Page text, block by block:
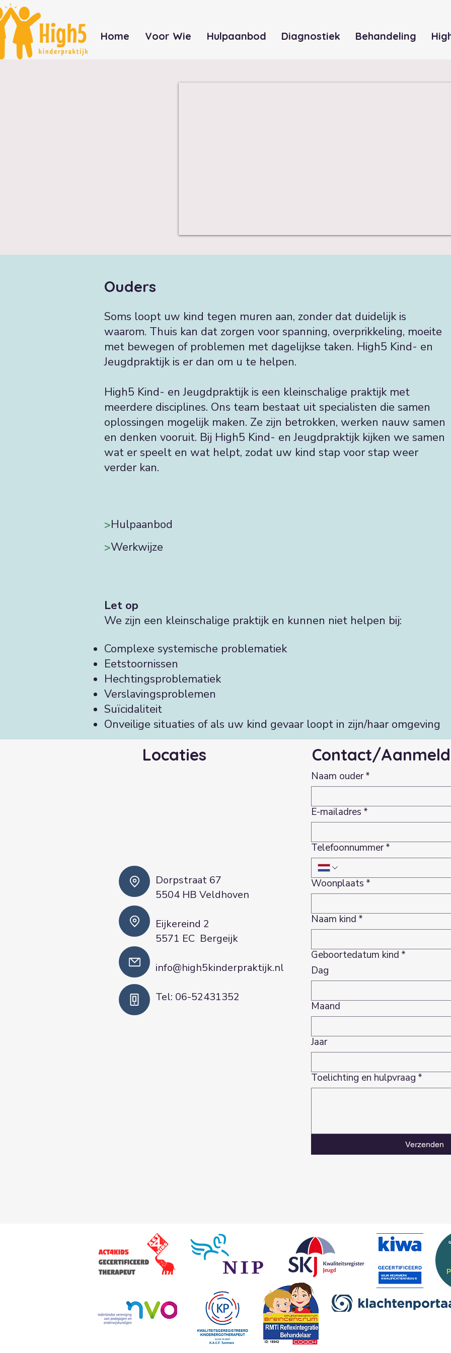
Home Voor Wie Hulpaanbod Diagnostiek Behandeling
Ouders
Soms loopt uw kind tegen muren aan, zonder dat duidelijk is
waarom. Thuis kan dat zorgen voor spanning, overprikkeling, moeite
met bewegen of problemen met dagelijkse taken. High5 Kind- en
Jeugdpraktijk is er dan om u te helpen.
High5 Kind- en Jeugdpraktijk is een kleinschalige praktijk met
meerdere disciplines. Ons team bestaat uit specialisten die samen
oplossingen mogelijk maken. Ze zijn betrokken, werken nauw samen
en denken vooruit. Bij High5 Kind- en Jeugdpraktijk kijken we samen
wat er speelt en wat helpt, zodat uw kind stap voor stap weer
verder kan.
>Hulpaanbod
>Werkwijze
Let op
We zijn een kleinschalige praktijk en kunnen niet helpen bij:
Complexe systemische problematiek
Eetstoornissen
Hechtingsproblematiek
Verslavingsproblemen
Suïcidaliteit
Onveilige situaties of als uw kind gevaar loopt in zijn/haar omgeving
Locaties
Dorpstraat 67
5504 HB Veldhoven
Eijkereind 2
5571 EC Bergeijk
info@high5kinderpraktijk.nl
Tel: 06-52431352
Contact/
Naam ouder*
E-mailadres *
Telefoonnummer*
Woonplaats *
Naam kind *
Geboortedatum kind *
Dag
Maand
Jaar
Toelichting en hulpvraag *
Verzenden